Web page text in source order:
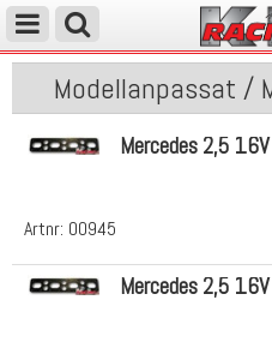
Modellanpassat /
Artnr: 00945
Mercedes 2,5
Mercedes 2,5